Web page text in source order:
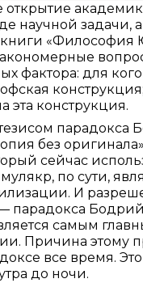
открытие
научной задачи,
«Философия
фактора: для
эта конструкция.
парадокса
без
сейчас
по сути,
И
парадокса
самым
Причина этому
все время. Это
до ночи.